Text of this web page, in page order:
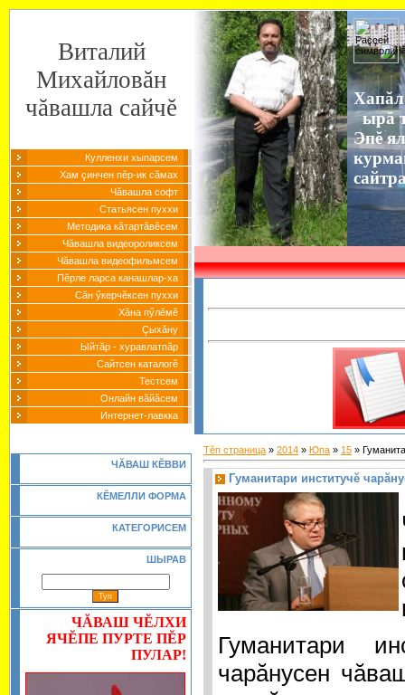
Виталий
Михайловăн
чăвашла сайчĕ
Кулленхи хыпарсем
Хам çинчен пĕр-ик сăмах
Чăвашла софт
Статьясен пуххи
Методика кăтартăвĕсем
Чăвашла видеороликсем
Чăвашла видеофильмсем
Пĕрле ларса канашлар-ха
Сăн ӳкерчĕксен пуххи
Хăна пӳлĕмĕ
Çыхăну
Ыйтăр - хуравлатпăр
Сайтсен каталогĕ
Тестсем
Онлайн вăйăсем
Интернет-лавкка
ЧĂВАШ КĔВВИ
КĔМЕЛЛИ ФОРМА
КАТЕГОРИСЕМ
ШЫРАВ
ЧĂВАШ ЧĔЛХИ
ЯЧĔПЕ ПУРТЕ ПĔР
ПУЛАР!
ырă
Эпĕ
Тĕп страница » 2014 » Юпа » 15 »
Гуманитари институчĕ
Гуманитари
чарăнусен